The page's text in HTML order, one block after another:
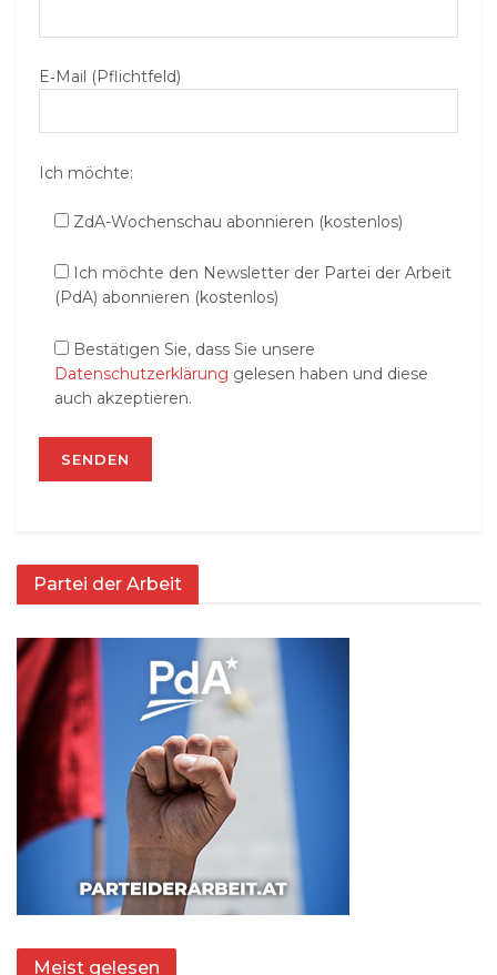
E‑Mail (Pflichtfeld)
Ich möchte:
ZdA-Wochenschau abonnieren (kostenlos)
Ich möchte den Newsletter der Partei der Arbeit
(PdA) abonnieren (kostenlos)
Bestätigen Sie, dass Sie unsere
Datenschutzerklärung gelesen haben und diese
auch akzeptieren.
Partei der Arbeit
Meist gelesen